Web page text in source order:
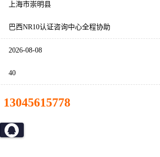
上海市崇明县
巴西NR10认证咨询中心全程协助
2026-08-08
40
13045615778